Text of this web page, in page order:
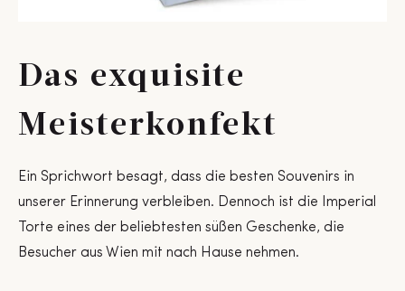
Das exquisite
Meisterkonfekt
Ein Sprichwort besagt, dass die besten Souvenirs in
unserer Erinnerung verbleiben. Dennoch ist die Imperial
Torte eines der beliebtesten süßen Geschenke, die
Besucher aus Wien mit nach Hause nehmen.